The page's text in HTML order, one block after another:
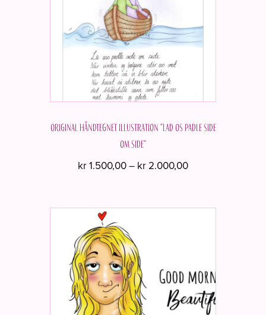
Original håndtegnet illustration "Lad os padle side
om side"
kr1.500,00– kr 2.000,00Prisinterval:
kr 2.000,00
varianter.
Mulighederne
kan
vælges
på